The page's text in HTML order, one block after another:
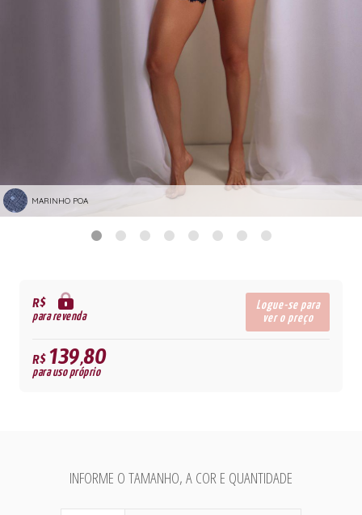
MARINHO POA
R$
para revenda
Logue-se para
ver o preço
R$139,80
para uso próprio
INFORME O TAMANHO, A COR E QUANTIDADE